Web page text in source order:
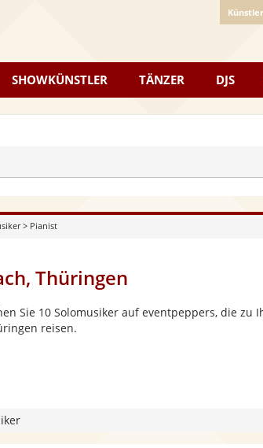
SHOWKÜNSTLER TÄNZER DJS
> Pianist
Thüringen
Sie 10 Solomusiker auf eventpeppers, die zu
reisen.